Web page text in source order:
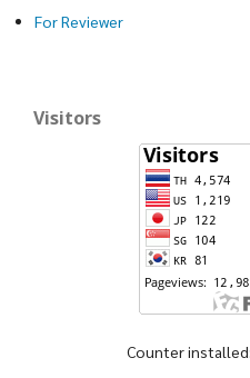
For Reviewer
Visitors
Counter